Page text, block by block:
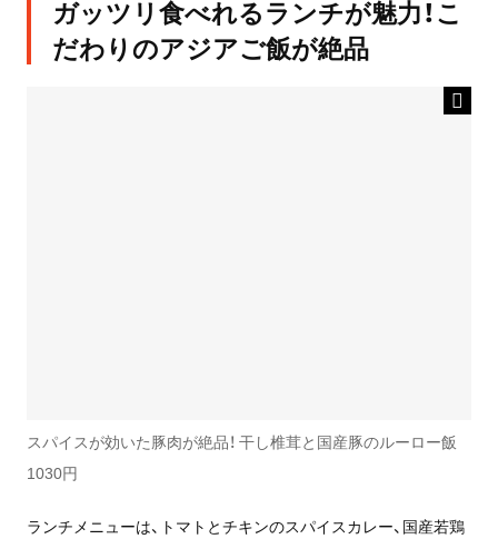
ガッツリ食べれるランチが魅力！こ
だわりのアジアご飯が絶品
スパイスが効いた豚肉が絶品！ 干し椎茸と国産豚のルーロー飯
1030円
ランチメニューは、トマトとチキンのスパイスカレー、国産若鶏